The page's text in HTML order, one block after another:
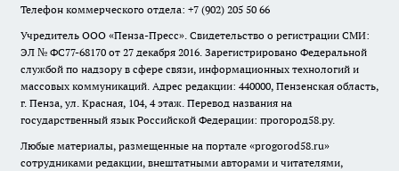
Телефон коммерческого отдела: +7 (902) 205 50 66
Учредитель ООО «Пенза-Пресс». Свидетельство о регистрации СМИ:
ЭЛ № ФС77-68170 от 27 декабря 2016. Зарегистрировано Федеральной
службой по надзору в сфере связи, информационных технологий и
массовых коммуникаций. Адрес редакции: 440000, Пензенская область,
г. Пенза, ул. Красная, 104, 4 этаж. Перевод названия на
государственный язык Российской Федерации: прогород58.ру.
Любые материалы, размещенные на портале «progorod58.ru»
сотрудниками редакции, внештатными авторами и читателями,